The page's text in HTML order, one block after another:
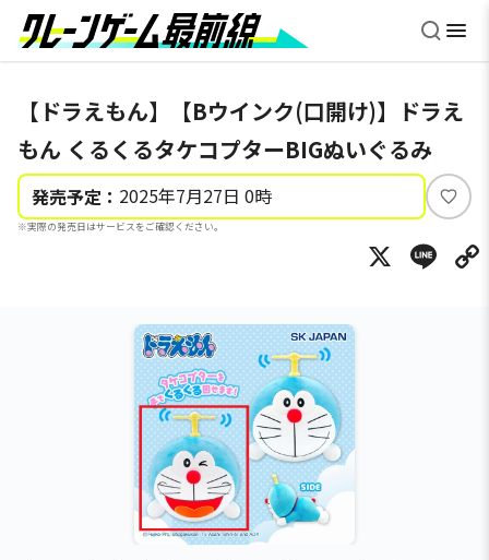
【ドラえもん】【Bウインク(口開け)】ドラえ
もん くるくるタケコプターBIGぬいぐるみ
発売予定： 2025年7月27日 0時
※実際の発売日はサービスをご確認ください。
い
ね
X